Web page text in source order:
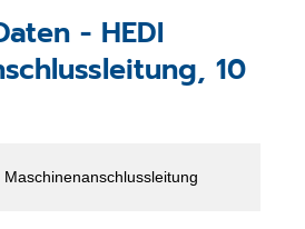
- HEDI
10
Maschinenanschlussleitung